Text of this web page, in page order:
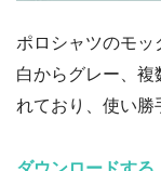
ポロシャツのモッ
白からグレー、複
れており、使い勝